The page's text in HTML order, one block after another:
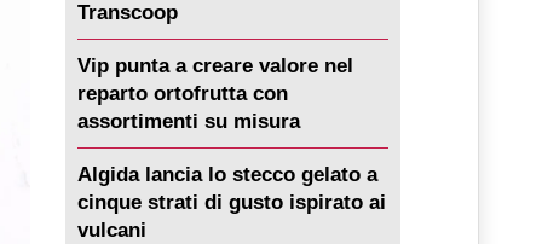
Transcoop
Vip punta a creare valore nel
reparto ortofrutta con
assortimenti su misura
Algida lancia lo stecco gelato a
cinque strati di gusto ispirato ai
vulcani